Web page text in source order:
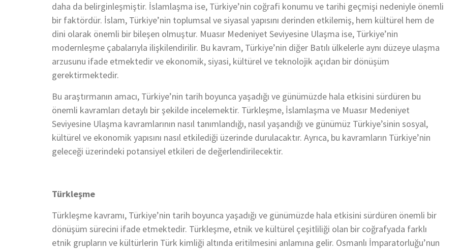
daha da belirginleşmiştir. İslamlaşma ise, Türkiye’nin coğrafi konumu ve tarihi geçmişi nedeniyle önemli
bir faktördür. İslam, Türkiye’nin toplumsal ve siyasal yapısını derinden etkilemiş, hem kültürel hem de
dini olarak önemli bir bileşen olmuştur. Muasır Medeniyet Seviyesine Ulaşma ise, Türkiye’nin
modernleşme çabalarıyla ilişkilendirilir. Bu kavram, Türkiye’nin diğer Batılı ülkelerle aynı düzeye ulaşma
arzusunu ifade etmektedir ve ekonomik, siyasi, kültürel ve teknolojik açıdan bir dönüşüm
gerektirmektedir.
Bu araştırmanın amacı, Türkiye’nin tarih boyunca yaşadığı ve günümüzde hala etkisini sürdüren bu
önemli kavramları detaylı bir şekilde incelemektir. Türkleşme, İslamlaşma ve Muasır Medeniyet
Seviyesine Ulaşma kavramlarının nasıl tanımlandığı, nasıl yaşandığı ve günümüz Türkiye’sinin sosyal,
kültürel ve ekonomik yapısını nasıl etkilediği üzerinde durulacaktır. Ayrıca, bu kavramların Türkiye’nin
geleceği üzerindeki potansiyel etkileri de değerlendirilecektir.
Türkleşme
Türkleşme kavramı, Türkiye’nin tarih boyunca yaşadığı ve günümüzde hala etkisini sürdüren önemli bir
dönüşüm sürecini ifade etmektedir. Türkleşme, etnik ve kültürel çeşitliliği olan bir coğrafyada farklı
etnik grupların ve kültürlerin Türk kimliği altında eritilmesini anlamına gelir. Osmanlı İmparatorluğu’nun